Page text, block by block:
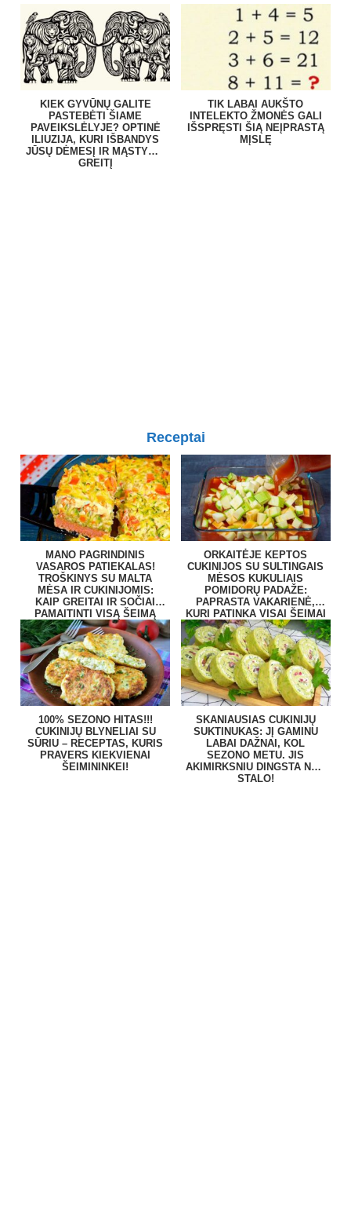
KIEK GYVŪNŲ GALITE
PASTEBĖTI ŠIAME
PAVEIKSLĖLYJE? OPTINĖ
ILIUZIJA, KURI IŠBANDYS
JŪSŲ DĖMESĮ IR MĄSTYMO
GREITĮ
TIK LABAI AUKŠTO
INTELEKTO ŽMONĖS GALI
IŠSPRĘSTI ŠIĄ NEĮPRASTĄ
MĮSLĘ
Receptai
MANO PAGRINDINIS
VASAROS PATIEKALAS!
TROŠKINYS SU MALTA
MĖSA IR CUKINIJOMIS:
KAIP GREITAI IR SOČIAI
PAMAITINTI VISĄ ŠEIMĄ
ORKAITĖJE KEPTOS
CUKINIJOS SU SULTINGAIS
MĖSOS KUKULIAIS
POMIDORŲ PADAŽE:
PAPRASTA VAKARIENĖ,
KURI PATINKA VISAI ŠEIMAI
100% SEZONO HITAS!!!
CUKINIJŲ BLYNELIAI SU
SŪRIU – RECEPTAS, KURIS
PRAVERS KIEKVIENAI
ŠEIMININKEI!
SKANIAUSIAS CUKINIJŲ
SUKTINUKAS: JĮ GAMINU
LABAI DAŽNAI, KOL
SEZONO METU. JIS
AKIMIRKSNIU DINGSTA NUO
STALO!